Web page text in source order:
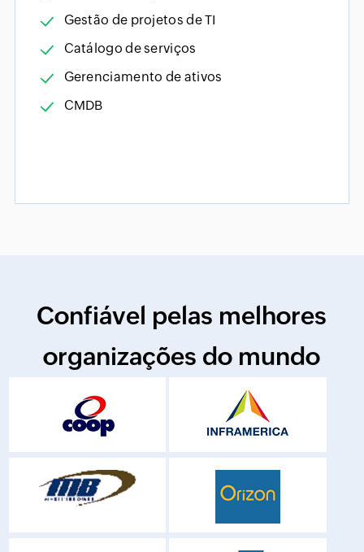
Gestão de projetos de TI
Catálogo de serviços
Gerenciamento de ativos
CMDB
Confiável pelas melhores
organizações do mundo